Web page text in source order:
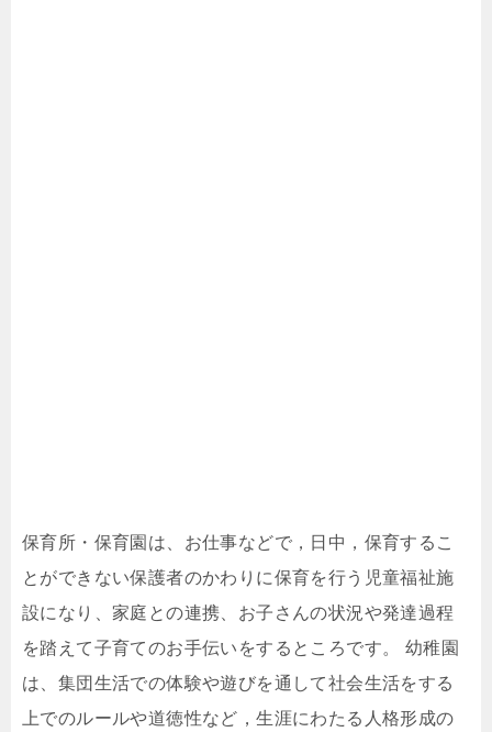
保育所・保育園は、お仕事などで，日中，保育するこ
とができない保護者のかわりに保育を行う児童福祉施
設になり、家庭との連携、お子さんの状況や発達過程
を踏えて子育てのお手伝いをするところです。 幼稚園
は、集団生活での体験や遊びを通して社会生活をする
上でのルールや道徳性など，生涯にわたる人格形成の